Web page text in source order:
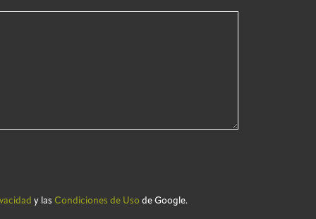
y las Condiciones de Uso de Google.